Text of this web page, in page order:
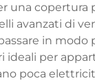
una
avanzati di
in
per
poca